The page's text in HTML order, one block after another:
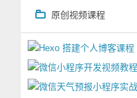
原创视频课程